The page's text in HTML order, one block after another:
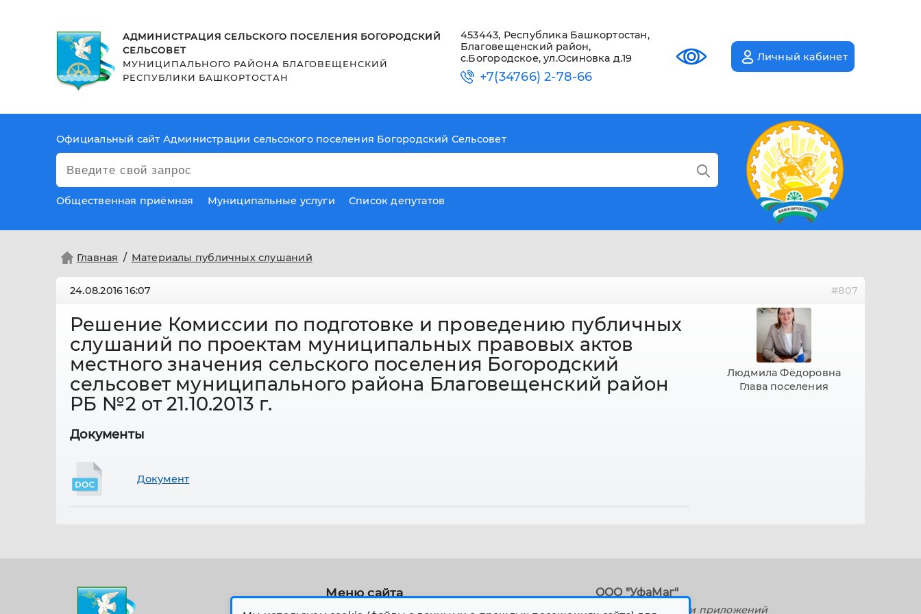
АДМИНИСТРАЦИЯ СЕЛЬСКОГО ПОСЕЛЕНИЯ БОГОРОДСКИЙ
СЕЛЬСОВЕТ
МУНИЦИПАЛЬНОГО РАЙОНА БЛАГОВЕЩЕНСКИЙ
РЕСПУБЛИКИ БАШКОРТОСТАН
453443, Республика Башкортостан,
Благовещенский район,
с.Богородское, ул.Осиновка д.19
+7(34766) 2-78-66
Личный кабинет
Официальный сайт Администрации сельсокого поселения Богородский Сельсовет
Общественная приёмная Муниципальные услуги Список депутатов
Главная Материалы публичных слушаний
24.08.201616:07 #807
Решение Комиссии по подготовке и проведению публичных
слушаний по проектам муниципальных правовых актов
местного значения сельского поселения Богородский
сельсовет муниципального района Благовещенский район
РБ №2 от 21.10.2013 г.
Документы
Документ
Людмила Фёдоровна
Глава поселения
Меню сайта ООО "УфаМаг"
Создание сайтов и приложений